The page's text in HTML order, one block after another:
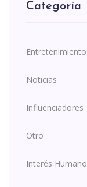
Categoría
Entretenimiento
Noticias
Influenciadores
Otro
Interés Humano